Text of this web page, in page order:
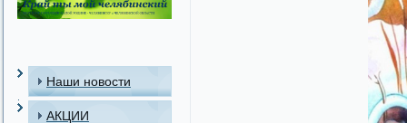
Наши новости
АКЦИИ